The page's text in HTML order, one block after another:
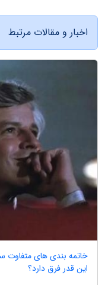
اخبار و مقالات مرتبط
خاتمه بندی های متفاوت
این قدر فرق دارد؟